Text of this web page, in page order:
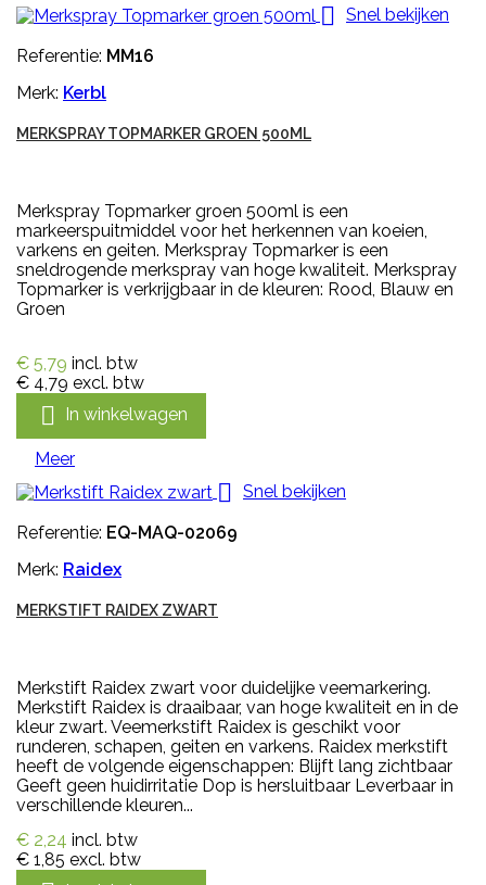
 Snel bekijken
Referentie: MM16
Merk: Kerbl
MERKSPRAY TOPMARKER GROEN 500ML
Merkspray Topmarker groen 500ml is een
markeerspuitmiddel voor het herkennen van koeien,
varkens en geiten. Merkspray Topmarker is een
sneldrogende merkspray van hoge kwaliteit. Merkspray
Topmarker is verkrijgbaar in de kleuren: Rood, Blauw en
Groen
€ 5,79 incl. btw
€ 4,79 excl. btw
 In winkelwagen
Meer
 Snel bekijken
Referentie: EQ-MAQ-02069
Merk: Raidex
MERKSTIFT RAIDEX ZWART
Merkstift Raidex zwart voor duidelijke veemarkering.
Merkstift Raidex is draaibaar, van hoge kwaliteit en in de
kleur zwart. Veemerkstift Raidex is geschikt voor
runderen, schapen, geiten en varkens. Raidex merkstift
heeft de volgende eigenschappen: Blijft lang zichtbaar
Geeft geen huidirritatie Dop is hersluitbaar Leverbaar in
verschillende kleuren...
€ 2,24 incl. btw
€ 1,85 excl. btw